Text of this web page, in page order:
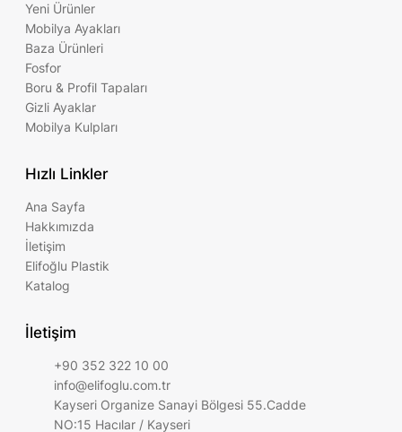
Yeni Ürünler
Mobilya Ayakları
Baza Ürünleri
Fosfor
Boru & Profil Tapaları
Gizli Ayaklar
Mobilya Kulpları
Hızlı Linkler
Ana Sayfa
Hakkımızda
İletişim
Elifoğlu Plastik
Katalog
İletişim
+90 352 322 10 00
info@elifoglu.com.tr
Kayseri Organize Sanayi Bölgesi 55.Cadde
NO:15 Hacılar / Kayseri